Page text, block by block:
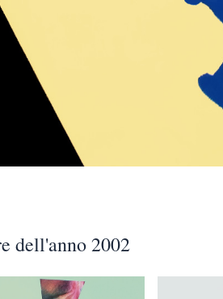
dell'anno 2002